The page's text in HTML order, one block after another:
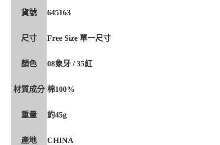
貨號 645163
尺寸 Free Size 單一尺寸
顏色 08象牙 / 35紅
材質成分 棉100%
重量 約45g
產地 CHINA